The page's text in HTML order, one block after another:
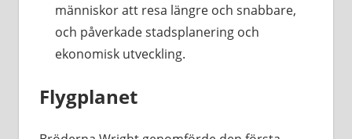
människor att resa längre och snabbare,
och påverkade stadsplanering och
ekonomisk utveckling.
Flygplanet